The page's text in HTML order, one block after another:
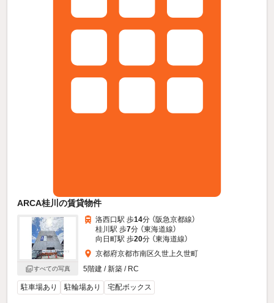
ARCA桂川の賃貸物件
すべての写真
洛西口駅 歩14分 （阪急京都線）
桂川駅 歩7分 （東海道線）
向日町駅 歩20分 （東海道線）
京都府京都市南区久世上久世町
5階建 / 新築 / RC
駐車場あり 駐輪場あり 宅配ボックス